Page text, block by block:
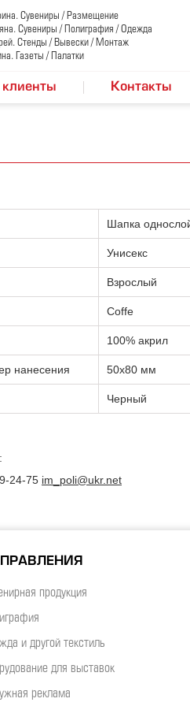
Сувениры / Размещение
Сувениры / Полиграфия / Одежда
Стенды / Вывески / Монтаж
Газеты / Палатки
Контакты
Шапка
Унисекс
Взрослый
Coffe
100% акрил
нанесения 50х80 мм
Черный
24-75 im_poli@ukr.net
продукция
и другой текстиль
для выставок
реклама